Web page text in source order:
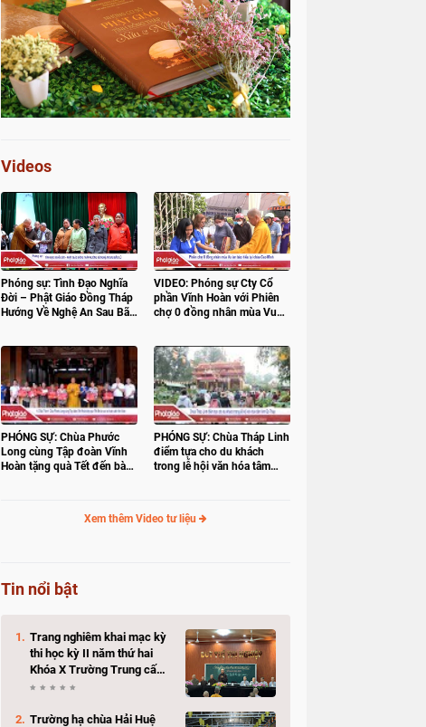
Videos
Phóng sự: Tình Đạo Nghĩa
Đời – Phật Giáo Đồng Tháp
Hướng Về Nghệ An Sau Bão
VIDEO: Phóng sự Cty Cổ
phần Vĩnh Hoàn với Phiên
chợ 0 đồng nhân mùa Vu
PHÓNG SỰ: Chùa Phước
Long cùng Tập đoàn Vĩnh
Hoàn tặng quà Tết đến bà
PHÓNG SỰ: Chùa Tháp Linh
điểm tựa cho du khách
trong lễ hội văn hóa tâm
Xem thêm Video tư liệu
Tin nổi bật
Trang nghiêm khai mạc kỳ
thi học kỳ II năm thứ hai
Khóa X Trường Trung cấp
Phật học Đồng Tháp
Trường hạ chùa Hải Huệ